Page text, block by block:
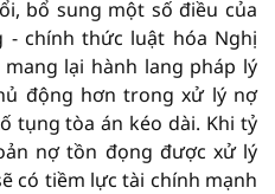
bổ sung một số điều của
- chính thức luật hóa Nghị
lại hành lang pháp lý
động hơn trong xử lý nợ
tụng tòa án kéo dài. Khi tỷ
nợ tồn đọng được xử lý
có tiềm lực tài chính mạnh